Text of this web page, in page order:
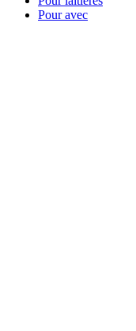
Pour avec